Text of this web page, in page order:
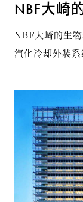
NBF大崎
NBF大崎的生
汽化冷却外装系